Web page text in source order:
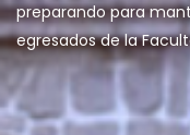
preparando para
egresados de la